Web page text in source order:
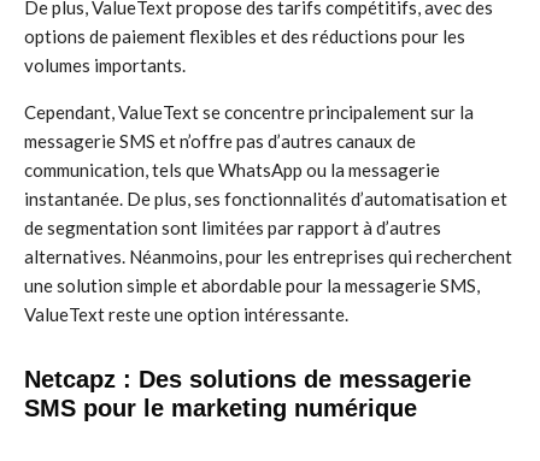
De plus, ValueText propose des tarifs compétitifs, avec des
options de paiement flexibles et des réductions pour les
volumes importants.
Cependant, ValueText se concentre principalement sur la
messagerie SMS et n’offre pas d’autres canaux de
communication, tels que WhatsApp ou la messagerie
instantanée. De plus, ses fonctionnalités d’automatisation et
de segmentation sont limitées par rapport à d’autres
alternatives. Néanmoins, pour les entreprises qui recherchent
une solution simple et abordable pour la messagerie SMS,
ValueText reste une option intéressante.
Netcapz : Des solutions de messagerie
SMS pour le marketing numérique